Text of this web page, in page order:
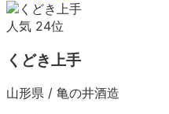
人気 24位
くどき上手
山形県 / 亀の井酒造